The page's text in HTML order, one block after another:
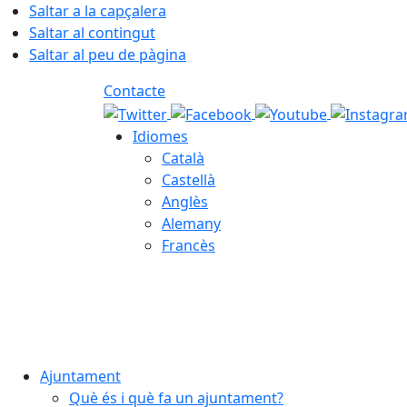
Saltar a la capçalera
Saltar al contingut
Saltar al peu de pàgina
Contacte
Idiomes
Català
Castellà
Anglès
Alemany
Francès
Ajuntament
Què és i què fa un ajuntament?